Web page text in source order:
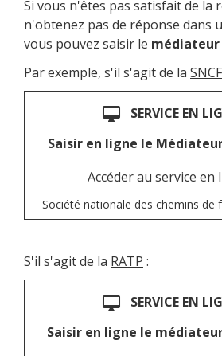
Si vous n'êtes pas satisfait de la
n'obtenez pas de réponse dans
vous pouvez saisir le médiateur
Par exemple, s'il s'agit de la SNCF
desktop_mac
SERVICE EN
Saisir en ligne le Médiateur
Accéder au service en
Société nationale des chemins de
S'il s'agit de la RATP :
desktop_mac
SERVICE EN
Saisir en ligne le